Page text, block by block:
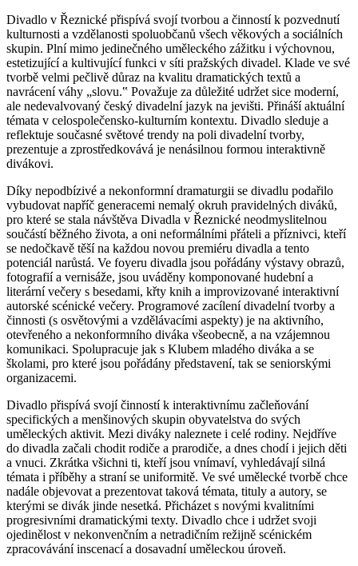
Divadlo v Řeznické přispívá svojí tvorbou a činností k pozvednutí
kulturnosti a vzdělanosti spoluobčanů všech věkových a sociálních
skupin. Plní mimo jedinečného uměleckého zážitku i výchovnou,
estetizující a kultivující funkci v síti pražských divadel. Klade ve své
tvorbě velmi pečlivě důraz na kvalitu dramatických textů a
navrácení váhy „slovu.‟ Považuje za důležité udržet sice moderní,
ale nedevalvovaný český divadelní jazyk na jevišti. Přináší aktuální
témata v celospolečensko-kulturním kontextu. Divadlo sleduje a
reflektuje současné světové trendy na poli divadelní tvorby,
prezentuje a zprostředkovává je nenásilnou formou interaktivně
divákovi.
Díky nepodbízivé a nekonformní dramaturgii se divadlu podařilo
vybudovat napříč generacemi nemalý okruh pravidelných diváků,
pro které se stala návštěva Divadla v Řeznické neodmyslitelnou
součástí běžného života, a oni neformálními přáteli a příznivci, kteří
se nedočkavě těší na každou novou premiéru divadla a tento
potenciál narůstá. Ve foyeru divadla jsou pořádány výstavy obrazů,
fotografií a vernisáže, jsou uváděny komponované hudební a
literární večery s besedami, křty knih a improvizované interaktivní
autorské scénické večery. Programové zacílení divadelní tvorby a
činnosti (s osvětovými a vzdělávacími aspekty) je na aktivního,
otevřeného a nekonformního diváka všeobecně, a na vzájemnou
komunikaci. Spolupracuje jak s Klubem mladého diváka a se
školami, pro které jsou pořádány představení, tak se seniorskými
organizacemi.
Divadlo přispívá svojí činností k interaktivnímu začleňování
specifických a menšinových skupin obyvatelstva do svých
uměleckých aktivit. Mezi diváky naleznete i celé rodiny. Nejdříve
do divadla začali chodit rodiče a prarodiče, a dnes chodí i jejich děti
a vnuci. Zkrátka všichni ti, kteří jsou vnímaví, vyhledávají silná
témata i příběhy a straní se uniformitě. Ve své umělecké tvorbě chce
nadále objevovat a prezentovat taková témata, tituly a autory, se
kterými se divák jinde nesetká. Přicházet s novými kvalitními
progresivními dramatickými texty. Divadlo chce i udržet svoji
ojedinělost v nekonvenčním a netradičním režijně scénickém
zpracovávání inscenací a dosavadní uměleckou úroveň.